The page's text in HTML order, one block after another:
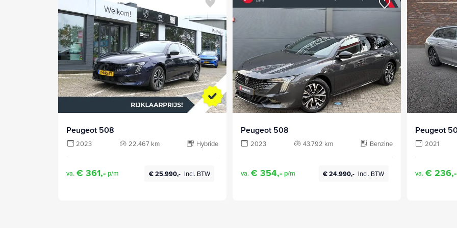
Peugeot 508
2023 22.467 km Hybride
va. € 361,- p/m € 25.990,- Incl. BTW
Peugeot 508
2023 43.792 km Benzine
va. € 354,- p/m € 24.990,- Incl. BTW
Peugeot
2021
va. € 236,-